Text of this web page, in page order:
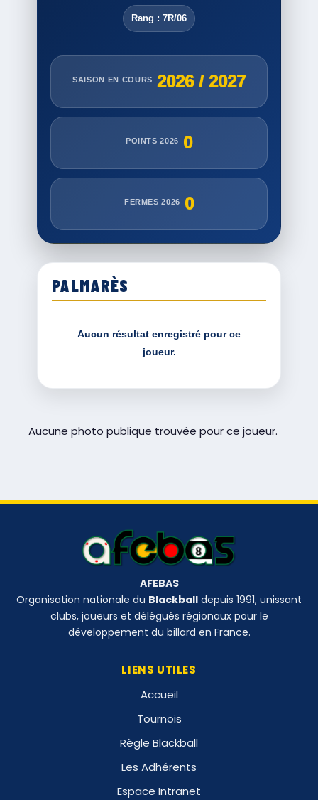
Rang : 7R/06
SAISON EN COURS 2026 / 2027
POINTS 2026 0
FERMES 2026 0
PALMARÈS
Aucun résultat enregistré pour ce
joueur.
Aucune photo publique trouvée pour ce joueur.
AFEBAS
Organisation nationale du Blackball depuis 1991, unissant
clubs, joueurs et délégués régionaux pour le
développement du billard en France.
LIENS UTILES
Accueil
Tournois
Règle Blackball
Les Adhérents
Espace Intranet